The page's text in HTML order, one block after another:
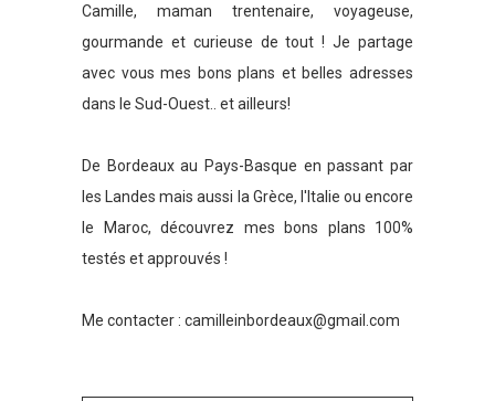
Camille, maman trentenaire, voyageuse,
gourmande et curieuse de tout ! Je partage
avec vous mes bons plans et belles adresses
dans le Sud-Ouest.. et ailleurs!
De Bordeaux au Pays-Basque en passant par
les Landes mais aussi la Grèce, l'Italie ou encore
le Maroc, découvrez mes bons plans 100%
testés et approuvés !
Me contacter : camilleinbordeaux@gmail.com